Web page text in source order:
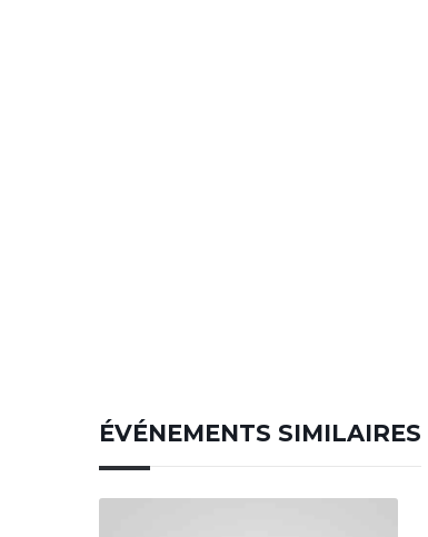
ÉVÉNEMENTS SIMILAIRES